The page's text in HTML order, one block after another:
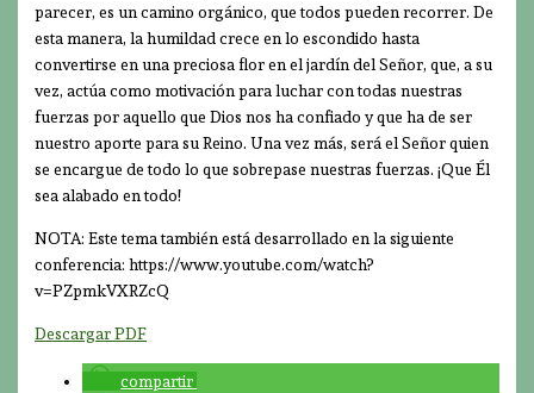
parecer, es un camino orgánico, que todos pueden recorrer. De
esta manera, la humildad crece en lo escondido hasta
convertirse en una preciosa flor en el jardín del Señor, que, a su
vez, actúa como motivación para luchar con todas nuestras
fuerzas por aquello que Dios nos ha confiado y que ha de ser
nuestro aporte para su Reino. Una vez más, será el Señor quien
se encargue de todo lo que sobrepase nuestras fuerzas. ¡Que Él
sea alabado en todo!
NOTA: Este tema también está desarrollado en la siguiente
conferencia: https://www.youtube.com/watch?
v=PZpmkVXRZcQ
Descargar PDF
compartir